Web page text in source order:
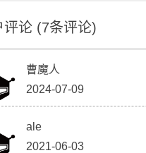
评论 (7条评论)
曹魔人
2024-07-09
ale
2021-06-03